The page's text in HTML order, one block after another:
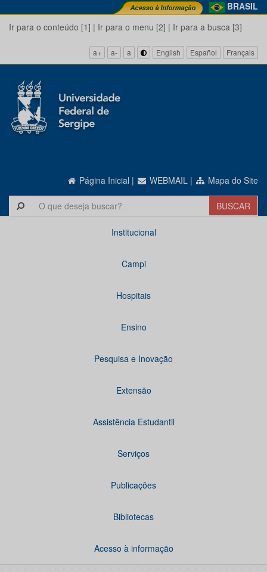
BRASIL
Ir para o conteúdo [1] | Ir para o menu [2] | Ir para a busca [3]
a+ a- a English Español Français
Página Inicial | WEBMAIL | Mapa do Site
Institucional
Campi
Hospitais
Ensino
Pesquisa e Inovação
Extensão
Assistência Estudantil
Serviços
Publicações
Bibliotecas
Acesso à informação